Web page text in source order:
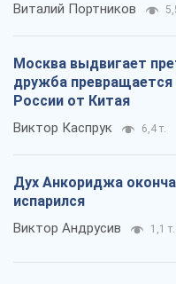
Виталий Портников
Москва выдвигает
дружба превращается
России от Китая
Виктор Каспрук 6,4 т.
Дух Анкориджа
испарился
Виктор Андрусив 1,1 т.